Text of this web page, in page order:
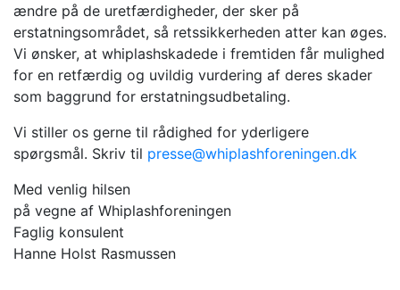
ændre på de uretfærdigheder, der sker på
erstatningsområdet, så retssikkerheden atter kan øges.
Vi ønsker, at whiplashskadede i fremtiden får mulighed
for en retfærdig og uvildig vurdering af deres skader
som baggrund for erstatningsudbetaling.
Vi stiller os gerne til rådighed for yderligere
spørgsmål. Skriv til presse@whiplashforeningen.dk
Med venlig hilsen
på vegne af Whiplashforeningen
Faglig konsulent
Hanne Holst Rasmussen